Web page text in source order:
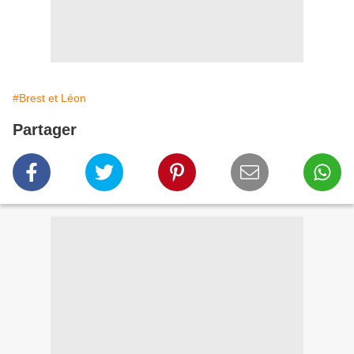
#Brest et Léon
Partager